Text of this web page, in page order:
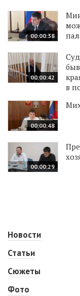
00:00:38
00:00:42
в
00:00:48
00:00:29
Новости
Статьи
Сюжеты
Фото